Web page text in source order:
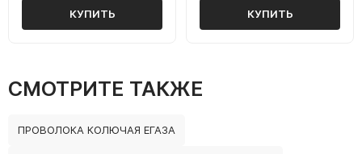
КУПИТЬ КУПИТЬ
СМОТРИТЕ ТАКЖЕ
ПРОВОЛОКА КОЛЮЧАЯ ЕГАЗА